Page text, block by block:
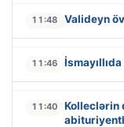
11:48 Valideyn
11:46
11:40
Kolleclərin